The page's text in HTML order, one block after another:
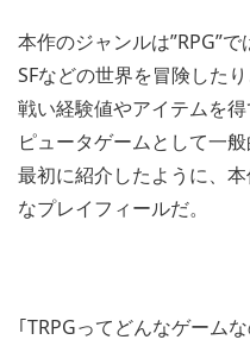
本作のジャンルは”RPG”
SFなどの世界を冒険した
戦い経験値やアイテムを
ピュータゲームとして一般
最初に紹介したように、
なプレイフィールだ。
｢TRPGってどんなゲーム